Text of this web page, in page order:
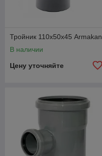
Тройник 110х50х45 Armakan
В наличии
Цену уточняйте